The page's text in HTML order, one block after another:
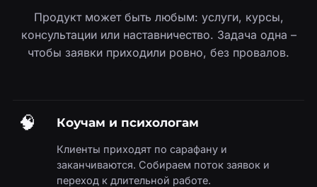
Продукт может быть любым: услуги, курсы,
консультации или наставничество. Задача одна –
чтобы заявки приходили ровно, без провалов.
🧠 Коучам и психологам
Клиенты приходят по сарафану и
заканчиваются. Собираем поток заявок и
переход к длительной работе.